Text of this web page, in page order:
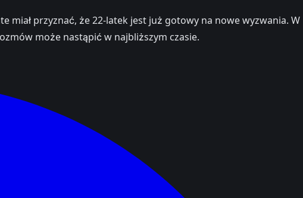
miał przyznać, że 22-latek jest już gotowy na nowe wyzwania. W
może nastąpić w najbliższym czasie.